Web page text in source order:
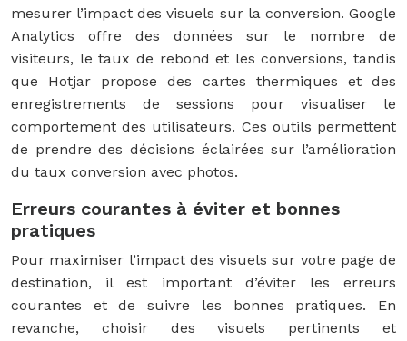
mesurer l’impact des visuels sur la conversion. Google
Analytics offre des données sur le nombre de
visiteurs, le taux de rebond et les conversions, tandis
que Hotjar propose des cartes thermiques et des
enregistrements de sessions pour visualiser le
comportement des utilisateurs. Ces outils permettent
de prendre des décisions éclairées sur l’amélioration
du taux conversion avec photos.
Erreurs courantes à éviter et bonnes
pratiques
Pour maximiser l’impact des visuels sur votre page de
destination, il est important d’éviter les erreurs
courantes et de suivre les bonnes pratiques. En
revanche, choisir des visuels pertinents et